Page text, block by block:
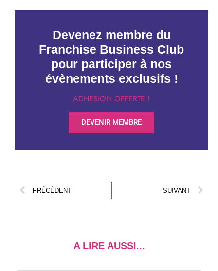
Devenez membre du
Franchise Business Club
pour participer à nos
évènements exclusifs !
ADHÉSION OFFERTE !
DEVENIR MEMBRE
PRÉCÉDENT SUIVANT
A LIRE AUSSI...